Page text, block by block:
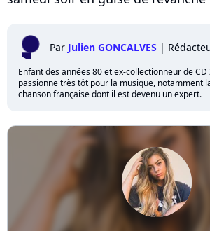
Par Julien GONCALVES |
Enfant des années 80 et ex-collectionneur de
passionne très tôt pour la musique, notamment
chanson française dont il est devenu un expert.